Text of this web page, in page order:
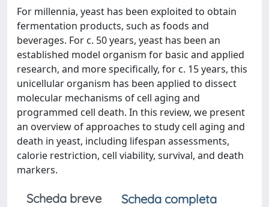
For millennia, yeast has been exploited to obtain
fermentation products, such as foods and
beverages. For c. 50 years, yeast has been an
established model organism for basic and applied
research, and more specifically, for c. 15 years, this
unicellular organism has been applied to dissect
molecular mechanisms of cell aging and
programmed cell death. In this review, we present
an overview of approaches to study cell aging and
death in yeast, including lifespan assessments,
calorie restriction, cell viability, survival, and death
markers.
Scheda breve
Scheda completa